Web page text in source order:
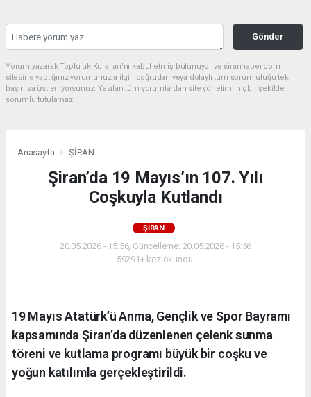
Gönder
Yorum yazarak Topluluk Kuralları’nı kabul etmiş bulunuyor ve siranhaber.com
sitesine yaptığınız yorumunuzla ilgili doğrudan veya dolaylı tüm sorumluluğu tek
başınıza üstleniyorsunuz. Yazılan tüm yorumlardan site yönetimi hiçbir şekilde
sorumlu tutulamaz.
Anasayfa ŞİRAN
Şiran’da 19 Mayıs’ın 107. Yılı
Coşkuyla Kutlandı
ŞİRAN
20.05.2026 - 15:56, Güncelleme: 20.05.2026 - 15:56
59291+ kez okundu.
19 Mayıs Atatürk’ü Anma, Gençlik ve Spor Bayramı
kapsamında Şiran’da düzenlenen çelenk sunma
töreni ve kutlama programı büyük bir coşku ve
yoğun katılımla gerçekleştirildi.